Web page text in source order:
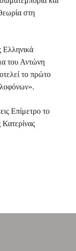
στη
Ελληνικά
του Αντώνη
το πρώτο
Επίμετρο το